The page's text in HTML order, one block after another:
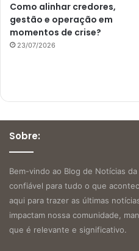
Como alinhar credores,
gestão e operação em
momentos de crise?
23/07/2026
Sobre:
Bem-vindo ao Blog de Notícias
confiável para tudo o que
aqui para trazer as últimas
impactam nossa comunidade,
que é relevante e significativo.